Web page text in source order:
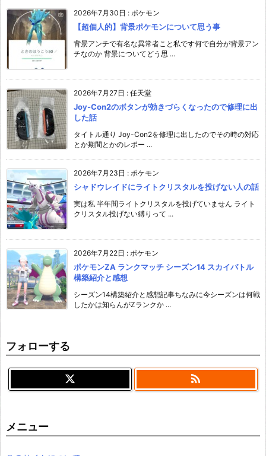
2026年7月30日 : ポケモン
【超個人的】背景ポケモンについて思う事
背景アンチで有名な異常者こと私です何で自分が背景アン
チなのか 背景についてどう思 ...
2026年7月27日 : 任天堂
Joy-Con2のボタンが効きづらくなったので修理に出
した話
タイトル通り Joy-Con2を修理に出したのでその時の対応
とか期間とかのレポー ...
2026年7月23日 : ポケモン
シャドウレイドにライトクリスタルを投げない人の話
実は私 半年間ライトクリスタルを投げていません ライト
クリスタル投げない縛りって ...
2026年7月22日 : ポケモン
ポケモンZA ランクマッチ シーズン14 スカイバトル
構築紹介と感想
シーズン14構築紹介と感想記事ちなみに今シーズンは何戦
したかは知らんがZランクか ...
フォローする

メニュー